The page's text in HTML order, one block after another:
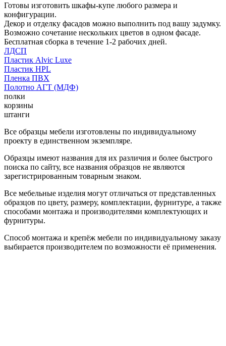
Готовы изготовить шкафы-купе любого размера и
конфигурации.
Декор и отделку фасадов можно выполнить под вашу задумку.
Возможно сочетание нескольких цветов в одном фасаде.
Бесплатная сборка в течение 1-2 рабочих дней.
ЛДСП
Пластик Alvic Luxe
Пластик HPL
Пленка ПВХ
Полотно АГТ (МДФ)
полки
корзины
штанги
Все образцы мебели изготовлены по индивидуальному
проекту в единственном экземпляре.
Образцы имеют названия для их различия и более быстрого
поиска по сайту, все названия образцов не являются
зарегистрированным товарным знаком.
Все мебельные изделия могут отличаться от представленных
образцов по цвету, размеру, комплектации, фурнитуре, а также
способами монтажа и производителями комплектующих и
фурнитуры.
Способ монтажа и крепёж мебели по индивидуальному заказу
выбирается производителем по возможности её применения.